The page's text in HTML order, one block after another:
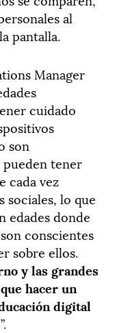
al
pantalla.
Manager
cuidado
son
pueden tener
cada vez
sociales, lo que
edades donde
conscientes
sobre ellos.
y las grandes
hacer un
digital
”.